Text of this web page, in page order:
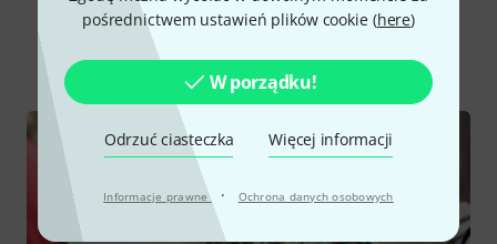
pośrednictwem ustawień plików cookie (here)
W porządku!
Odrzuć ciasteczka Więcej informacji
Informacje prawne · Ochrona danych osobowych
Wszystko Poradniki